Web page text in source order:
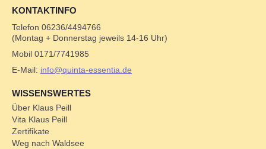
KONTAKTINFO
Telefon 06236/4494766
(Montag + Donnerstag jeweils 14-16 Uhr)
Mobil 0171/7741985
E-Mail: info@quinta-essentia.de
WISSENSWERTES
Über Klaus Peill
Vita Klaus Peill
Zertifikate
Weg nach Waldsee